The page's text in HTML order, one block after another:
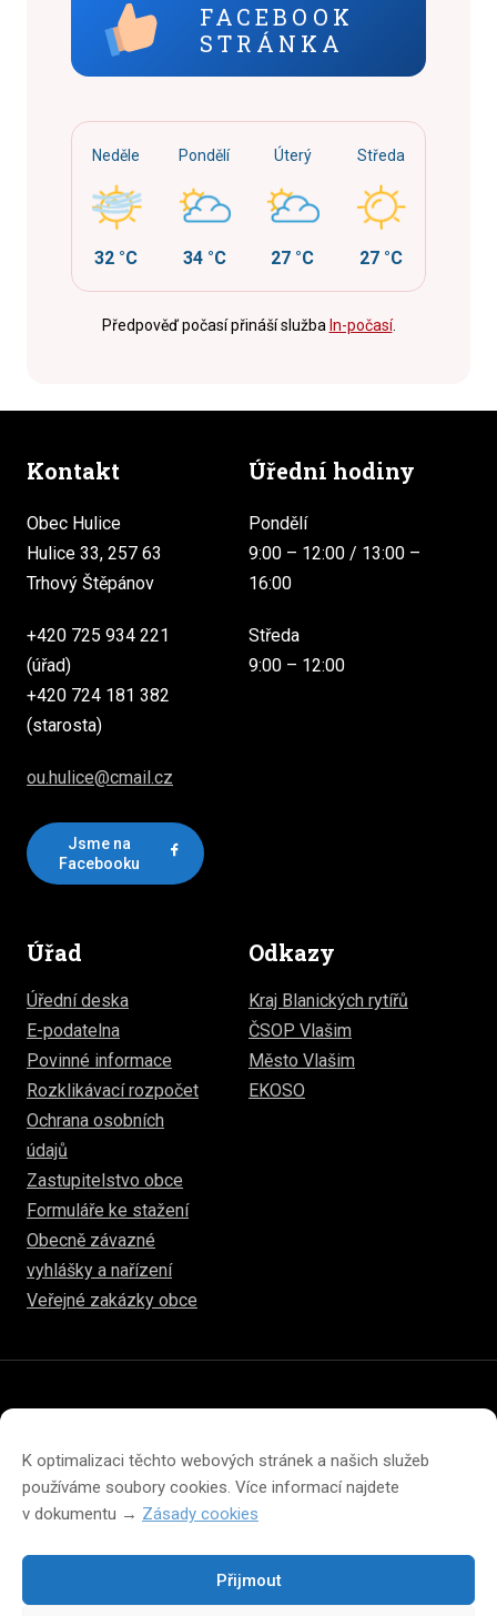
K optimalizaci těchto webových stránek a našich služeb
používáme soubory cookies. Více informací najdete
v dokumentu → Zásady cookies
Přijmout
FACEBOOK
STRÁNKA
Neděle
32 °C
Pondělí
34 °C
Úterý
27 °C
Středa
27 °C
Předpověď počasí přináší služba In-počasí.
Kontakt
Obec Hulice
Hulice 33, 257 63
Trhový Štěpánov
+420 725 934 221
(úřad)
+420 724 181 382
(starosta)
ou.hulice@cmail.cz
Jsme na
Facebooku
Úřední hodiny
Pondělí
9:00 – 12:00 / 13:00 –
16:00
Středa
9:00 – 12:00
Úřad
Úřední deska
E-podatelna
Povinné informace
Rozklikávací rozpočet
Ochrana osobních
údajů
Zastupitelstvo obce
Formuláře ke stažení
Obecně závazné
vyhlášky a nařízení
Veřejné zakázky obce
Odkazy
Kraj Blanických rytířů
ČSOP Vlašim
Město Vlašim
EKOSO
Prohlášení o přístupnosti
Prohlášení o ochraně soukromí
Zásady cookies (EU)
Změna velikosti písma na webu